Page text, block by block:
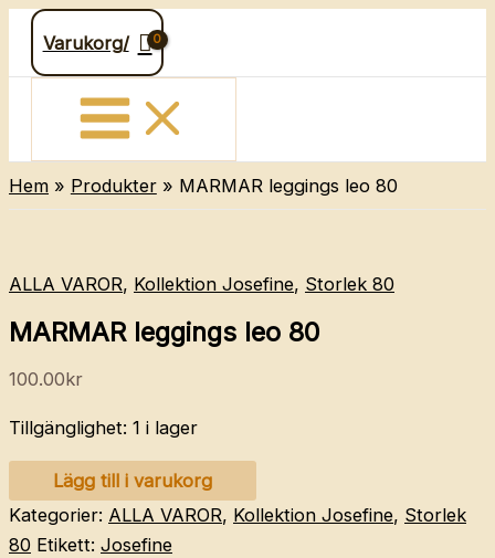
Hoppa
innehåll
Varukorg/
Hem Produkter MARMAR leggings leo 80
ALLA VAROR, Kollektion Josefine, Storlek 80
MARMAR leggings leo 80
100.00kr
Tillgänglighet: 1 i lager
MARMAR
leggings
leo
Lägg till i varukorg
Kategorier: ALLA VAROR, Kollektion Josefine, Storlek
80 Etikett: Josefine